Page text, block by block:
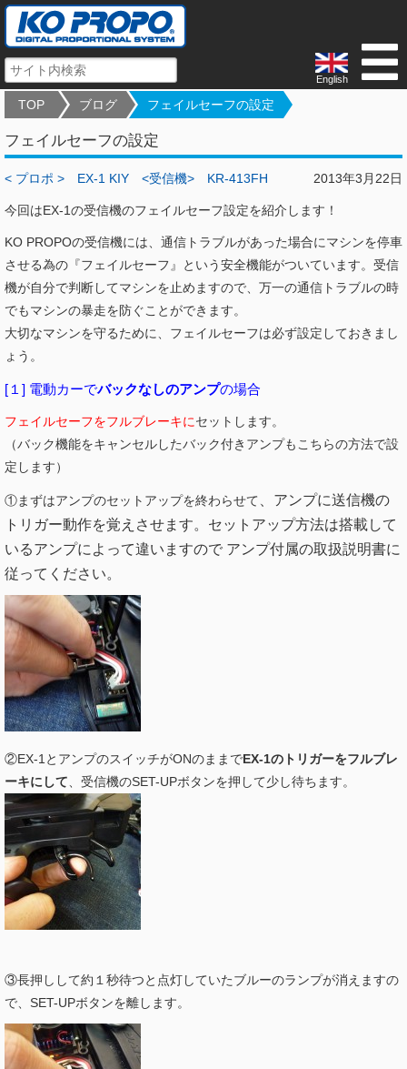
English
TOP ブログ フェイルセーフの設定
フェイルセーフの設定
2013年3月22日
< プロポ > EX-1 KIY <受信機> KR-413FH
今回はEX-1の受信機のフェイルセーフ設定を紹介します！
KO PROPOの受信機には、通信トラブルがあった場合にマシンを停車
させる為の『フェイルセーフ』という安全機能がついています。受信
機が自分で判断してマシンを止めますので、万一の通信トラブルの時
でもマシンの暴走を防ぐことができます。
大切なマシンを守るために、フェイルセーフは必ず設定しておきまし
ょう。
[１] 電動カーでバックなしのアンプの場合
フェイルセーフをフルブレーキにセットします。
（バック機能をキャンセルしたバック付きアンプもこちらの方法で設
定します）
①まずはアンプのセットアップを終わらせて 、アンプに送信機の
トリガー動作を覚えさせます。セットアップ方法は搭載して
いるアンプによって違いますので アンプ付属の取扱説明書に
従ってください。
②EX-1とアンプのスイッチがONのままでEX-1のトリガーをフルブレ
ーキにして 、受信機のSET-UPボタンを押して少し待ちます。
③長押しして約１秒待つと点灯していたブルーのランプが消えますの
で、SET-UPボタンを離します。